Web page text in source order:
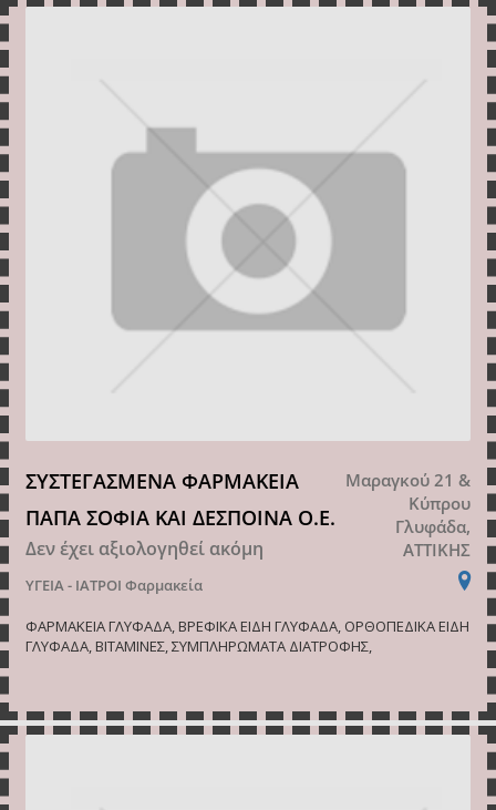
ΣΥΣΤΕΓΑΣΜΕΝΑ ΦΑΡΜΑΚΕΙΑ
ΠΑΠΑ ΣΟΦΙΑ ΚΑΙ ΔΕΣΠΟΙΝΑ Ο.Ε.
Δεν έχει αξιολογηθεί ακόμη
ΥΓΕΙΑ - ΙΑΤΡΟΙ Φαρμακεία
Μαραγκού 21 &
Κύπρου
Γλυφάδα,
ΑΤΤΙΚΗΣ
ΦΑΡΜΑΚΕΙΑ ΓΛΥΦΑΔΑ, ΒΡΕΦΙΚΑ ΕΙΔΗ ΓΛΥΦΑΔΑ, ΟΡΘΟΠΕΔΙΚΑ ΕΙΔΗ
ΓΛΥΦΑΔΑ, ΒΙΤΑΜΙΝΕΣ, ΣΥΜΠΛΗΡΩΜΑΤΑ ΔΙΑΤΡΟΦΗΣ,